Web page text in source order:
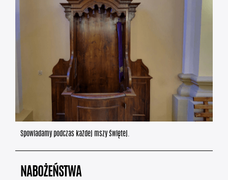
Spowiadamy podczas każdej mszy świętej.
NABOŻEŃSTWA